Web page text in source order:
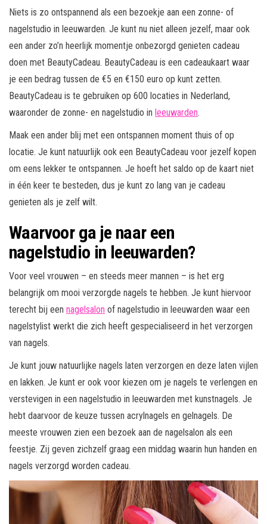
Niets is zo ontspannend als een bezoekje aan een zonne- of
nagelstudio in leeuwarden. Je kunt nu niet alleen jezelf, maar ook
een ander zo’n heerlijk momentje onbezorgd genieten cadeau
doen met BeautyCadeau. BeautyCadeau is een cadeaukaart waar
je een bedrag tussen de €5 en €150 euro op kunt zetten.
BeautyCadeau is te gebruiken op 600 locaties in Nederland,
waaronder de zonne- en nagelstudio in leeuwarden.
Maak een ander blij met een ontspannen moment thuis of op
locatie. Je kunt natuurlijk ook een BeautyCadeau voor jezelf kopen
om eens lekker te ontspannen. Je hoeft het saldo op de kaart niet
in één keer te besteden, dus je kunt zo lang van je cadeau
genieten als je zelf wilt.
Waarvoor ga je naar een
nagelstudio in leeuwarden?
Voor veel vrouwen – en steeds meer mannen – is het erg
belangrijk om mooi verzorgde nagels te hebben. Je kunt hiervoor
terecht bij een nagelsalon of nagelstudio in leeuwarden waar een
nagelstylist werkt die zich heeft gespecialiseerd in het verzorgen
van nagels.
Je kunt jouw natuurlijke nagels laten verzorgen en deze laten vijlen
en lakken. Je kunt er ook voor kiezen om je nagels te verlengen en
verstevigen in een nagelstudio in leeuwarden met kunstnagels. Je
hebt daarvoor de keuze tussen acrylnagels en gelnagels. De
meeste vrouwen zien een bezoek aan de nagelsalon als een
feestje. Zij geven zichzelf graag een middag waarin hun handen en
nagels verzorgd worden cadeau.